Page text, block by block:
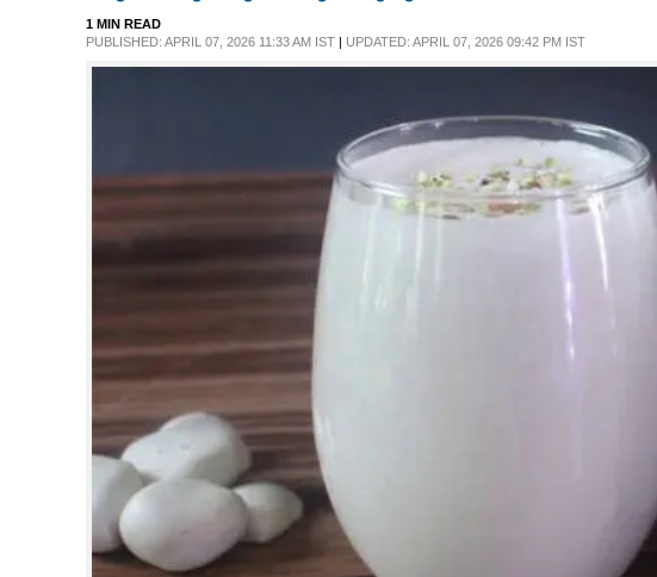
CASE DIARY
1 MIN READ
PUBLISHED: APRIL 07, 2026 11:33 AM IST| UPDATED: APRIL 07, 2026 09:42 PM IST